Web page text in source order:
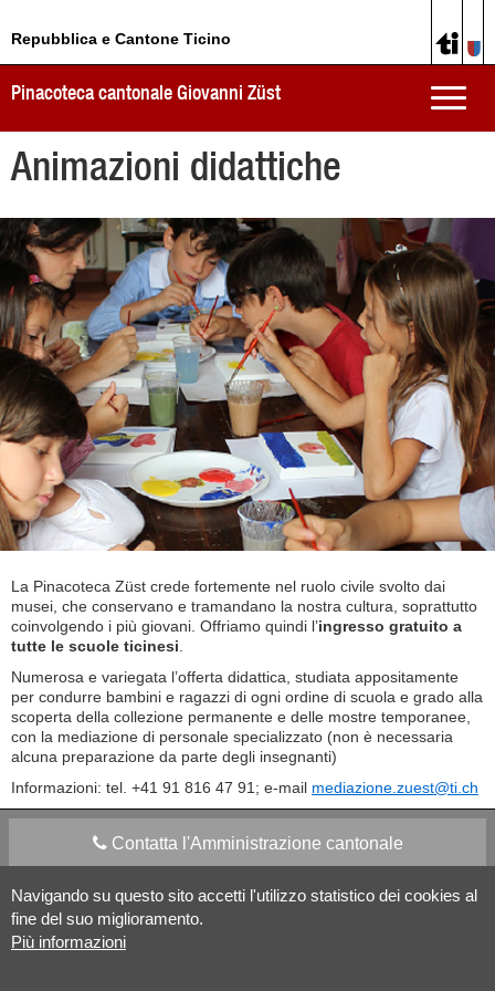
Navigando su questo sito accetti l'utilizzo statistico dei cookies al
fine del suo miglioramento.
Più informazioni
Repubblica e Cantone Ticino
Toggle
Pinacoteca cantonale Giovanni Züst
Animazioni didattiche
La Pinacoteca Züst crede fortemente nel ruolo civile svolto dai
musei, che conservano e tramandano la nostra cultura, soprattutto
coinvolgendo i più giovani. Offriamo quindi l’ingresso gratuito a
tutte le scuole ticinesi
Numerosa e variegata l’offerta didattica, studiata appositamente
per condurre bambini e ragazzi di ogni ordine di scuola e grado alla
scoperta della collezione permanente e delle mostre temporanee,
con la mediazione di personale specializzato (non è necessaria
alcuna preparazione da parte degli insegnanti)
Informazioni: tel. +41 91 816 47 91; e-mail mediazione.zuest@ti.ch
Contatta l'Amministrazione cantonale
Apps Mobile Social media